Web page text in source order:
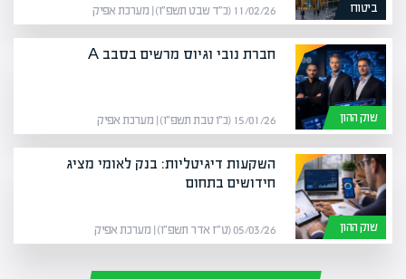
ביטוח 11/02/26 (כ״ד שבט תשפ״ו) | מערכת אפיק
שוק ההון
חברת נובי וגיוס מרשים בסבב A
15/01/26 (כ״ו טבת תשפ״ו) | מערכת אפיק
שוק ההון
השקעות דיגיטליות: בנק לאומי מציג
חידושים בתחום
05/03/26 (ט״ז אדר תשפ״ו) | מערכת אפיק